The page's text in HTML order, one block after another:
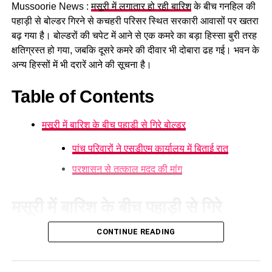
GST संशोधित अध्यादेश को मंजूरी।
नैनीताल हाईकोर्ट के लिए हल्द्वानी गौलापार में 30 हेक्टेयर जमीन
देने का फैसला।
राज्य क्रीड़ा विश्वविद्यालय हल्द्वानी के लिए 122 पदों के सृजन को
जल जीवन मिशन में केंद्र की गाइडलाइंस लागू होंगी।
कुष्ठ रोग से पीड़ित व्यक्ति भी सहकारी समिति का सदस्य बन
मेरठ से हरिद्वार तक गंगा एक्सप्रेसवे विस्तार के लिए यूपी से
समझौता होगा।
संशोधन
औद्योगिक नियमावली को मंजूरी, श्रमिक शिकायतों के त्वरित
Mussoorie News :मसूरी में लगातार हो रही बारिशके बीच गनहिल की
पहाड़ी से बोल्डर गिरने से कचहरी परिसर स्थित सरकारी आवासों पर खतरा
बढ़ गया है। बोल्डरों की चपेट में आने से एक कमरे का बड़ा हिस्सा बुरी तरह
क्षतिग्रस्त हो गया, जबकि दूसरे कमरे की दीवार भी दोबारा ढह गई। भवन के
अन्य हिस्सों में भी दरारें आने की सूचना है।
Table of Contents
मसूरी में बारिश के बीच पहाड़ी से गिरे बोल्डर
पांच परिवारों ने एसडीएम कार्यालय में बिताई रात
प्रशासन से तत्काल मदद की मांग
CONTINUE READING